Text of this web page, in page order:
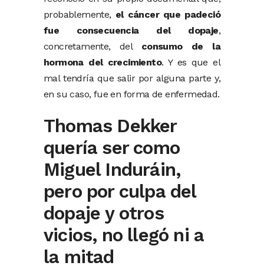
probablemente, el cáncer que padeció
fue consecuencia del dopaje,
concretamente, del consumo de la
hormona del crecimiento. Y es que el
mal tendría que salir por alguna parte y,
en su caso, fue en forma de enfermedad.
Thomas Dekker
quería ser como
Miguel Induráin,
pero por culpa del
dopaje y otros
vicios, no llegó ni a
la mitad